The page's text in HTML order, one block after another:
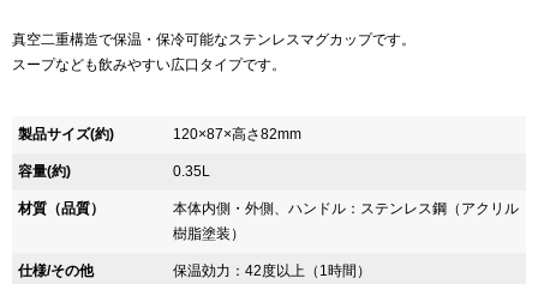
真空二重構造で保温・保冷可能なステンレスマグカップです。
スープなども飲みやすい広口タイプです。
製品サイズ(約) 120×87×高さ82mm
容量(約) 0.35L
材質（品質）
本体内側・外側、ハンドル：ステンレス鋼（アクリル
樹脂塗装）
仕様/その他
保温効力：42度以上（1時間）